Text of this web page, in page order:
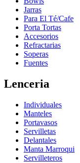
Jarras
Para El Té/Cafe
Porta Tortas
Accesorios
Refractarias
Soperas
Fuentes
Lenceria
Individuales
Manteles
Portavasos
Servilletas
Delantales
Manta Marroqui
Servilleteros